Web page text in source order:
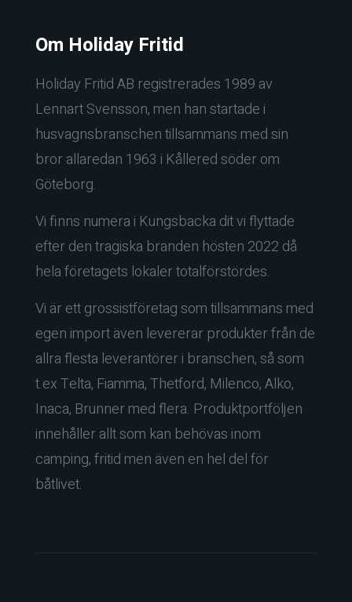
Om Holiday Fritid
Holiday Fritid AB registrerades 1989 av
Lennart Svensson, men han startade i
husvagnsbranschen tillsammans med sin
bror allaredan 1963 i Kållered söder om
Göteborg.
Vi finns numera i Kungsbacka dit vi flyttade
efter den tragiska branden hösten 2022 då
hela företagets lokaler totalförstördes.
Vi är ett grossistföretag som tillsammans med
egen import även levererar produkter från de
allra flesta leverantörer i branschen, så som
t.ex Telta, Fiamma, Thetford, Milenco, Alko,
Inaca, Brunner med flera. Produktportföljen
innehåller allt som kan behövas inom
camping, fritid men även en hel del för
båtlivet.